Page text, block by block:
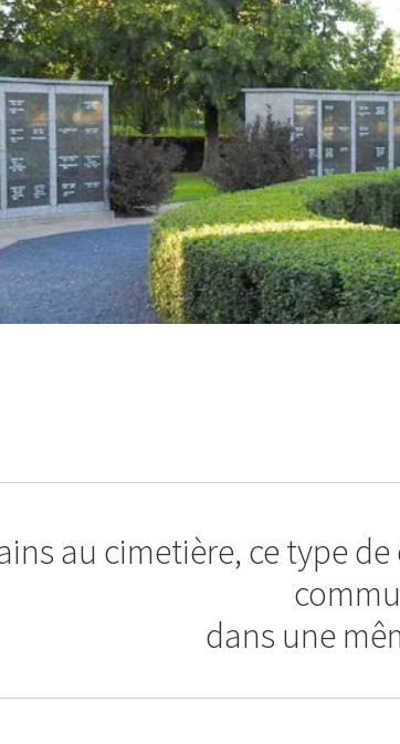
au cimetière, ce type
dans une